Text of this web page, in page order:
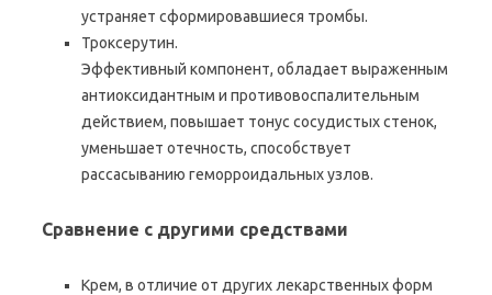
устраняет сформировавшиеся тромбы.
Троксерутин.
Эффективный компонент, обладает выраженным
антиоксидантным и противовоспалительным
действием, повышает тонус сосудистых стенок,
уменьшает отечность, способствует
рассасыванию геморроидальных узлов.
Сравнение с другими средствами
Крем, в отличие от других лекарственных форм